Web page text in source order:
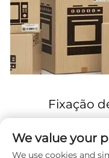
Fixação
We value your
We use cookies and